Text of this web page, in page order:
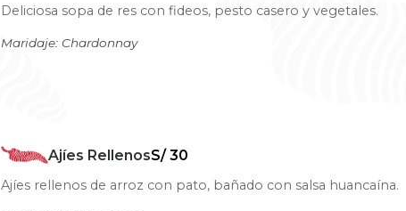
Deliciosa sopa de res con fideos, pesto casero y vegetales.
Maridaje: Chardonnay
Ajíes RellenosS/ 30
Ajíes rellenos de arroz con pato, bañado con salsa huancaína.